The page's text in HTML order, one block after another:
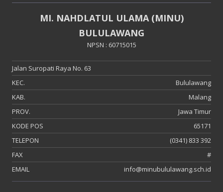
MI. NAHDLATUL ULAMA (MINU)
BULULAWANG
NPSN : 60715015
Jalan Suropati Raya No. 63
KEC.
Bululawang
KAB.
Malang
PROV.
Jawa Timur
KODE POS
65171
TELEPON
(0341) 833 392
FAX
#
EMAIL
info@minubululawang.sch.id